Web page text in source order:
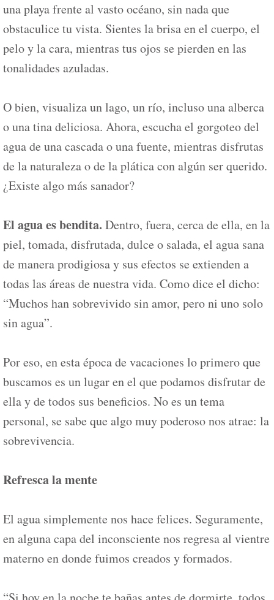
una playa frente al vasto océano, sin nada que
obstaculice tu vista. Sientes la brisa en el cuerpo, el
pelo y la cara, mientras tus ojos se pierden en las
tonalidades azuladas.
O bien, visualiza un lago, un río, incluso una alberca
o una tina deliciosa. Ahora, escucha el gorgoteo del
agua de una cascada o una fuente, mientras disfrutas
de la naturaleza o de la plática con algún ser querido.
¿Existe algo más sanador?
El agua es bendita. Dentro, fuera, cerca de ella, en la
piel, tomada, disfrutada, dulce o salada, el agua sana
de manera prodigiosa y sus efectos se extienden a
todas las áreas de nuestra vida. Como dice el dicho:
“Muchos han sobrevivido sin amor, pero ni uno solo
sin agua”.
Por eso, en esta época de vacaciones lo primero que
buscamos es un lugar en el que podamos disfrutar de
ella y de todos sus beneficios. No es un tema
personal, se sabe que algo muy poderoso nos atrae: la
sobrevivencia.
Refresca la mente
El agua simplemente nos hace felices. Seguramente,
en alguna capa del inconsciente nos regresa al vientre
materno en donde fuimos creados y formados.